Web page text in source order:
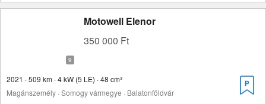
Motowell Elenor
350 000 Ft
2021 · 509 km · 4 kW (5 LE) · 48 cm³
Magánszemély · Somogy vármegye · Balatonföldvár